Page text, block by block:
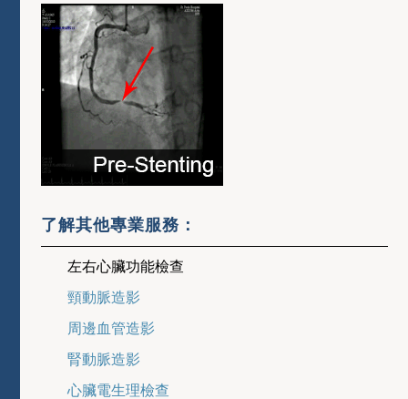
了解其他專業服務：
左右心臟功能檢查
頸動脈造影
周邊血管造影
腎動脈造影
心臟電生理檢查